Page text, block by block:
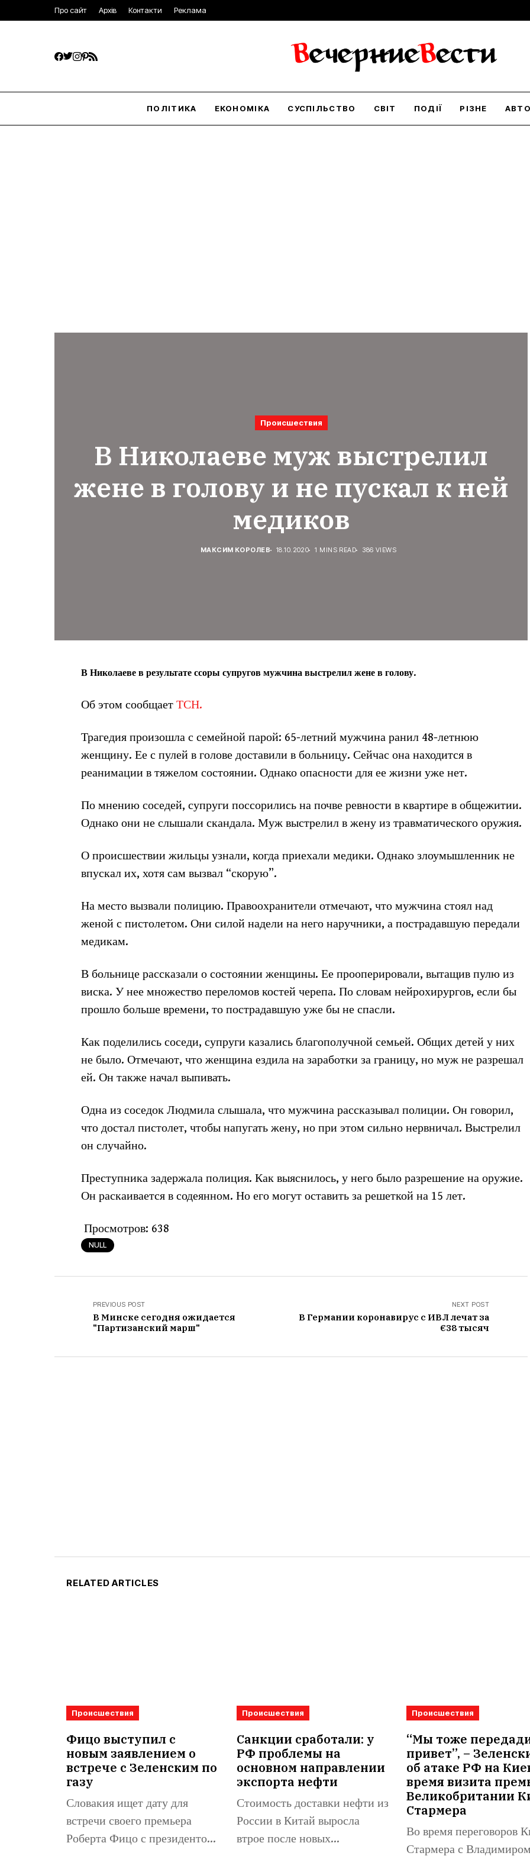
Про сайт Архів Контакти Реклама
ПОЛІТИКА ЕКОНОМІКА СУСПІЛЬСТВО СВІТ ПОДІЇ РІЗНЕ АВТО
Происшествия
В Николаеве муж выстрелил
жене в голову и не пускал к ней
медиков
МАКСИМ КОРОЛЕВ 18.10.2020 1 MINS READ 386 VIEWS
В Николаеве в результате ссоры супругов мужчина выстрелил жене в голову.
Об этом сообщает ТСН.
Трагедия произошла с семейной парой: 65-летний мужчина ранил 48-летнюю
женщину. Ее с пулей в голове доставили в больницу. Сейчас она находится в
реанимации в тяжелом состоянии. Однако опасности для ее жизни уже нет.
По мнению соседей, супруги поссорились на почве ревности в квартире в общежитии.
Однако они не слышали скандала. Муж выстрелил в жену из травматического оружия.
О происшествии жильцы узнали, когда приехали медики. Однако злоумышленник не
впускал их, хотя сам вызвал “скорую”.
На место вызвали полицию. Правоохранители отмечают, что мужчина стоял над
женой с пистолетом. Они силой надели на него наручники, а пострадавшую передали
медикам.
В больнице рассказали о состоянии женщины. Ее прооперировали, вытащив пулю из
виска. У нее множество переломов костей черепа. По словам нейрохирургов, если бы
прошло больше времени, то пострадавшую уже бы не спасли.
Как поделились соседи, супруги казались благополучной семьей. Общих детей у них
не было. Отмечают, что женщина ездила на заработки за границу, но муж не разрешал
ей. Он также начал выпивать.
Одна из соседок Людмила слышала, что мужчина рассказывал полиции. Он говорил,
что достал пистолет, чтобы напугать жену, но при этом сильно нервничал. Выстрелил
он случайно.
Преступника задержала полиция. Как выяснилось, у него было разрешение на оружие.
Он раскаивается в содеянном. Но его могут оставить за решеткой на 15 лет.
Просмотров: 638
NULL
PREVIOUS POST
В Минске сегодня ожидается
"Партизанский марш"
NEXT POST
В Германии коронавирус с ИВЛ лечат за
€38 тысяч
RELATED ARTICLES
Происшествия
Фицо выступил с
новым заявлением о
встрече с Зеленским по
газу
Словакия ищет дату для
встречи своего премьера
Роберта Фицо с президентом
Происшествия
Санкции сработали: у
РФ проблемы на
основном направлении
экспорта нефти
Стоимость доставки нефти из
России в Китай выросла
втрое после новых
Происшествия
“Мы тоже
привет”, –
об атаке РФ на
время визита
Великобритании
Стармера
Во время переговоров
Стармера с Владимиром